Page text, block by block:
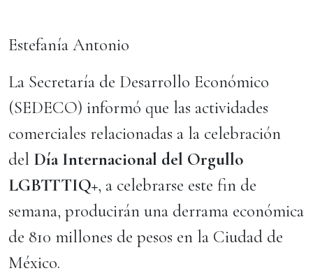
Estefanía Antonio
La Secretaría de Desarrollo Económico
(SEDECO) informó que las actividades
comerciales relacionadas a la celebración
del Día Internacional del Orgullo
LGBTTTIQ+, a celebrarse este fin de
semana, producirán una derrama económica
de 810 millones de pesos en la Ciudad de
México.